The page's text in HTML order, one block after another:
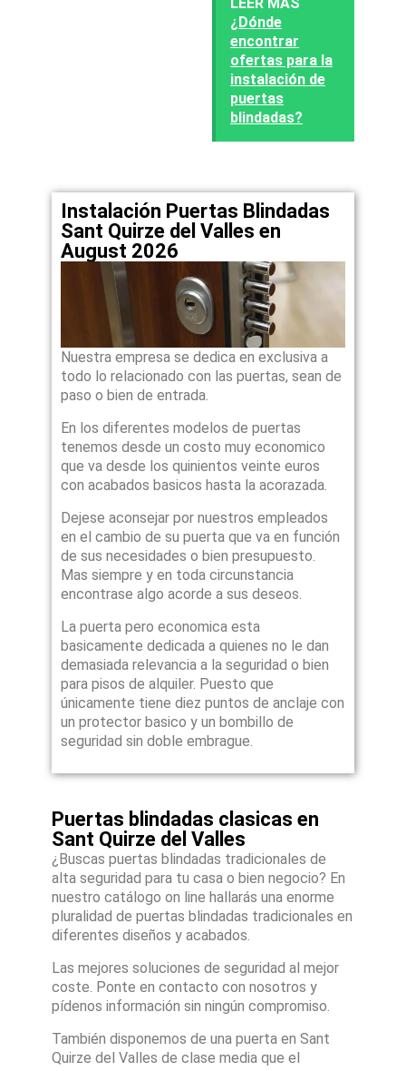
¿Dónde
encontrar
ofertas para la
instalación de
puertas
blindadas?
Instalación Puertas Blindadas
Sant Quirze del Valles en
August 2026
Nuestra empresa se dedica en exclusiva a
todo lo relacionado con las puertas, sean de
paso o bien de entrada.
En los diferentes modelos de puertas
tenemos desde un costo muy economico
que va desde los quinientos veinte euros
con acabados basicos hasta la acorazada.
Dejese aconsejar por nuestros empleados
en el cambio de su puerta que va en función
de sus necesidades o bien presupuesto.
Mas siempre y en toda circunstancia
encontrase algo acorde a sus deseos.
La puerta pero economica esta
basicamente dedicada a quienes no le dan
demasiada relevancia a la seguridad o bien
para pisos de alquiler. Puesto que
únicamente tiene diez puntos de anclaje con
un protector basico y un bombillo de
seguridad sin doble embrague.
Puertas blindadas clasicas en
Sant Quirze del Valles
¿Buscas puertas blindadas tradicionales de
alta seguridad para tu casa o bien negocio? En
nuestro catálogo on line hallarás una enorme
pluralidad de puertas blindadas tradicionales en
diferentes diseños y acabados.
Las mejores soluciones de seguridad al mejor
coste. Ponte en contacto con nosotros y
pídenos información sin ningún compromiso.
También disponemos de una puerta en Sant
Quirze del Valles de clase media que el